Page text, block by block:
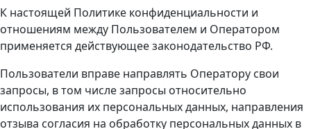
К настоящей Политике конфиденциальности и
отношениям между Пользователем и Оператором
применяется действующее законодательство РФ.
Пользователи вправе направлять Оператору свои
запросы, в том числе запросы относительно
использования их персональных данных, направления
отзыва согласия на обработку персональных данных в